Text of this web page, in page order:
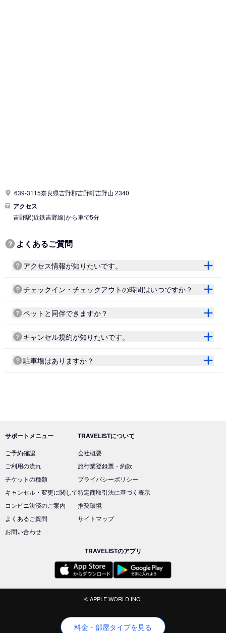
料金・部屋タイプを見る
639-3115奈良県吉野郡吉野町吉野山 2340
アクセス
吉野駅(近鉄吉野線)から車で5分
よくあるご質問
アクセス情報が知りたいです。
チェックイン・チェックアウトの時間はいつですか？
ペットと同伴できますか？
キャンセル規約が知りたいです。
駐車場はありますか？
サポートメニュー
ご予約確認
ご利用の流れ
チケットの種類
キャンセル・変更に関して
コンビニ決済のご案内
よくあるご質問
お問い合わせ
TRAVELISTについて
会社概要
旅行業登録票・約款
プライバシーポリシー
特定商取引法に基づく表示
推奨環境
サイトマップ
TRAVELISTのアプリ
© APPLE WORLD INC.